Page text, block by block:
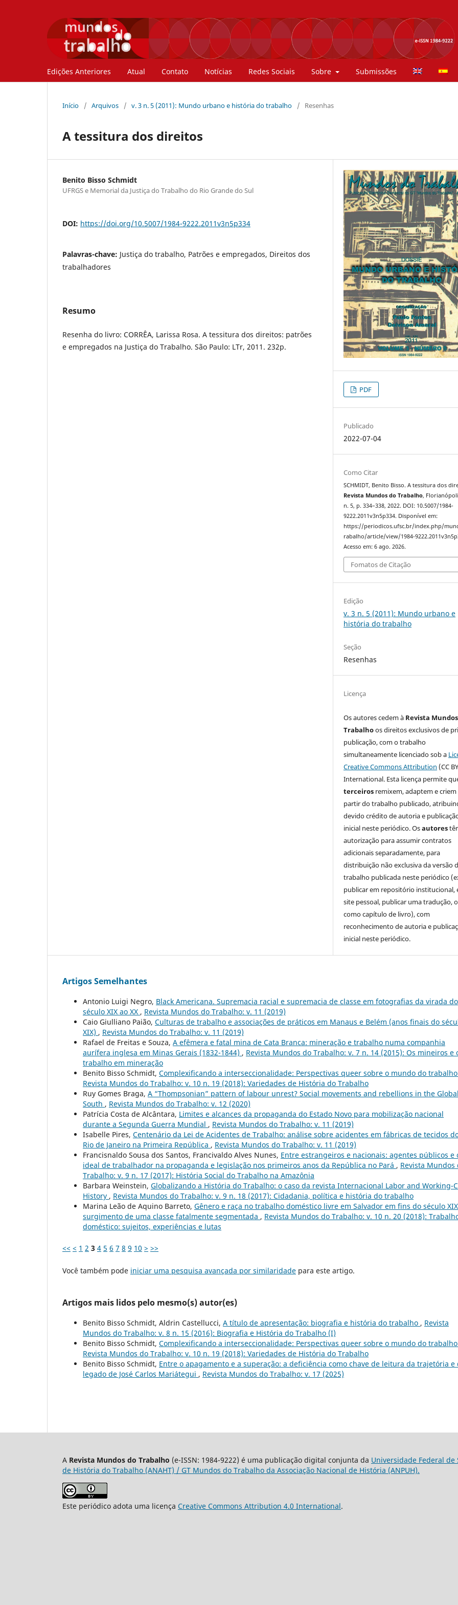
Edições Anteriores Atual Contato Notícias Redes Sociais Sobre Submissões
Início / Arquivos / v. 3 n. 5 (2011): Mundo urbano e história do trabalho / Resenhas
A tessitura dos direitos
Benito Bisso Schmidt
UFRGS e Memorial da Justiça do Trabalho do Rio Grande do Sul
DOI: https://doi.org/10.5007/1984-9222.2011v3n5p334
Palavras-chave: Justiça do trabalho, Patrões e empregados, Direitos dos
trabalhadores
Resumo
Resenha do livro: CORRÊA, Larissa Rosa. A tessitura dos direitos: patrões
e empregados na Justiça do Trabalho. São Paulo: LTr, 2011. 232p.
PDF
Publicado
2022-07-04
Como Citar
SCHMIDT, Benito Bisso. A tessitura dos
Revista Mundos do Trabalho,
n. 5, p. 334–338, 2022. DOI: 10.5007/1984-
9222.2011v3n5p334. Disponível em:
https://periodicos.ufsc.br/index.php/
rabalho/article/view/1984-
Acesso em: 6 ago. 2026.
Fomatos de Citação
Edição
v. 3 n. 5 (2011): Mundo urbano e
história do trabalho
Seção
Resenhas
Licença
Os autores cedem à Revista
Trabalhoos direitos exclusivos de
publicação, com o trabalho
simultaneamente licenciado sob a
Creative Commons Attribution (CC
International. Esta licença permite
terceiros remixem, adaptem e criem
partir do trabalho publicado,
devido crédito de autoria e
inicial neste periódico. Osautores
autorização para assumir contratos
adicionais separadamente, para
distribuição não exclusiva da versão
trabalho publicada neste periódico
publicar em repositório institucional,
site pessoal, publicar uma tradução,
como capítulo de livro), com
reconhecimento de autoria e
inicial neste periódico.
Artigos Semelhantes
Antonio Luigi Negro, Black Americana. Supremacia racial e supremacia de classe em fotografias da virada do
século XIX ao XX , Revista Mundos do Trabalho: v. 11 (2019)
Caio Giulliano Paião, Culturas de trabalho e associações de práticos em Manaus e Belém (anos finais do
XIX) , Revista Mundos do Trabalho: v. 11 (2019)
Rafael de Freitas e Souza, A efêmera e fatal mina de Cata Branca: mineração e trabalho numa companhia
aurífera inglesa em Minas Gerais (1832-1844) , Revista Mundos do Trabalho: v. 7 n. 14 (2015): Os mineiros e
trabalho em mineração
Benito Bisso Schmidt, Complexificando a interseccionalidade: Perspectivas queer sobre o mundo do trabalho
Revista Mundos do Trabalho: v. 10 n. 19 (2018): Variedades de História do Trabalho
Ruy Gomes Braga, A “Thompsonian” pattern of labour unrest? Social movements and rebellions in the Global
South , Revista Mundos do Trabalho: v. 12 (2020)
Patrícia Costa de Alcântara, Limites e alcances da propaganda do Estado Novo para mobilização nacional
durante a Segunda Guerra Mundial , Revista Mundos do Trabalho: v. 11 (2019)
Isabelle Pires, Centenário da Lei de Acidentes de Trabalho: análise sobre acidentes em fábricas de tecidos
Rio de Janeiro na Primeira República , Revista Mundos do Trabalho: v. 11 (2019)
Francisnaldo Sousa dos Santos, Francivaldo Alves Nunes, Entre estrangeiros e nacionais: agentes públicos e
ideal de trabalhador na propaganda e legislação nos primeiros anos da República no Pará , Revista Mundos
Trabalho: v. 9 n. 17 (2017): História Social do Trabalho na Amazônia
Barbara Weinstein, Globalizando a História do Trabalho: o caso da revista Internacional Labor and Working-
History , Revista Mundos do Trabalho: v. 9 n. 18 (2017): Cidadania, política e história do trabalho
Marina Leão de Aquino Barreto, Gênero e raça no trabalho doméstico livre em Salvador em fins do século
surgimento de uma classe fatalmente segmentada , Revista Mundos do Trabalho: v. 10 n. 20 (2018):
doméstico: sujeitos, experiências e lutas
<< < 1 2 3 4 5 6 7 8 9 10 > >>
Você também pode iniciar uma pesquisa avançada por similaridade para este artigo.
Artigos mais lidos pelo mesmo(s) autor(es)
Benito Bisso Schmidt, Aldrin Castellucci, A título de apresentação: biografia e história do trabalho , Revista
Mundos do Trabalho: v. 8 n. 15 (2016): Biografia e História do Trabalho (I)
Benito Bisso Schmidt, Complexificando a interseccionalidade: Perspectivas queer sobre o mundo do trabalho
Revista Mundos do Trabalho: v. 10 n. 19 (2018): Variedades de História do Trabalho
Benito Bisso Schmidt, Entre o apagamento e a superação: a deficiência como chave de leitura da trajetória e
legado de José Carlos Mariátegui , Revista Mundos do Trabalho: v. 17 (2025)
A Revista Mundos do Trabalho (e-ISSN: 1984-9222) é uma publicação digital conjunta da Universidade Federal de
de História do Trabalho (ANAHT) / GT Mundos do Trabalho da Associação Nacional de História (ANPUH).
Este periódico adota uma licença Creative Commons Attribution 4.0 International.